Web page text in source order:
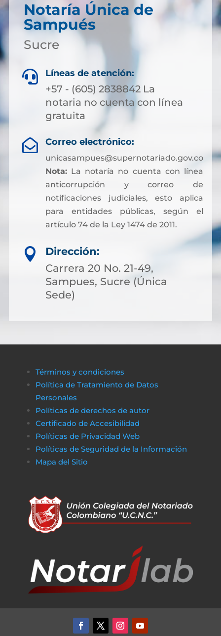
Notaría Única de
Sampués
Sucre
 Líneas de atención:
+57 - (605) 2838842 La
notaria no cuenta con línea
gratuita
 Correo electrónico:
unicasampues@supernotariado.gov.co
Nota:La notaría no cuenta con línea
anticorrupción y correo de
notificaciones judiciales, esto aplica
para entidades públicas, según el
artículo 74 de la Ley 1474 de 2011.

Dirección:
Carrera 20 No. 21-49,
Sampues, Sucre (Única
Sede)
Términos y condiciones
Política de Tratamiento de Datos
Personales
Políticas de derechos de autor
Certificado de Accesibilidad
Políticas de Privacidad Web
Políticas de Seguridad de la Información
Mapa del Sitio